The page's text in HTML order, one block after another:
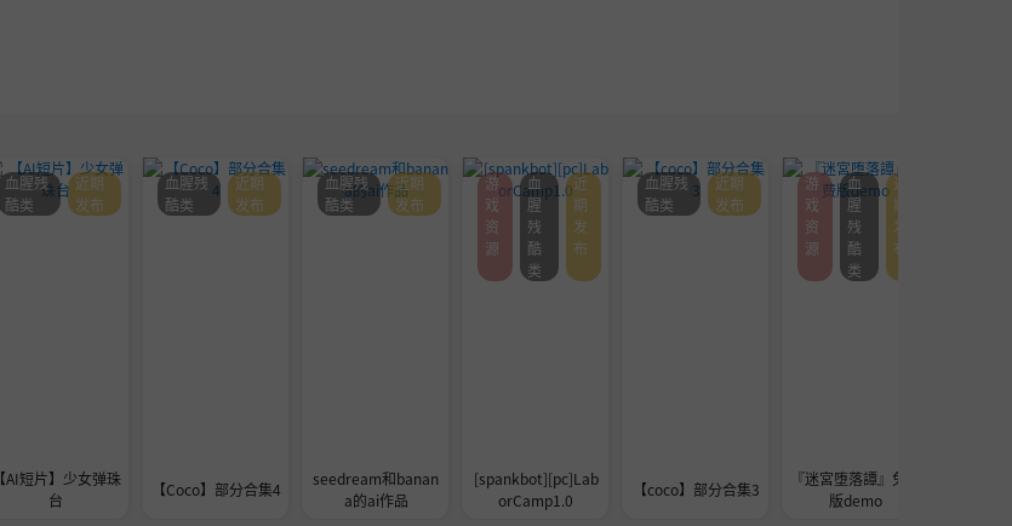
【AI短片】少女弹珠
台
血腥残
酷类
近期
发布
【Coco】部分合集4
血腥残
酷类
近期
发布
seedream和banan
a的ai作品
血腥残
酷类
近期
发布
[spankbot][pc]Lab
orCamp1.0
游
戏
资
源
血
腥
残
酷
类
近
期
发
布
【coco】部分合集3
血腥残
酷类
近期
发布
『迷宮堕落譚』免费
版demo
游
戏
资
源
血
腥
残
酷
类
近
期
发
布